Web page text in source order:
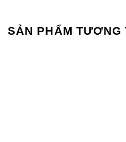
SẢN PHẨM TƯƠNG